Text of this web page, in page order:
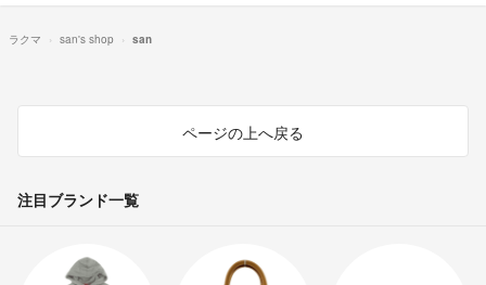
ラクマ san's shop san
ページの上へ戻る
注目ブランド一覧